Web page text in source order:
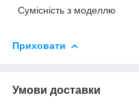
Сумісність з моделлю
Приховати
Умови доставки